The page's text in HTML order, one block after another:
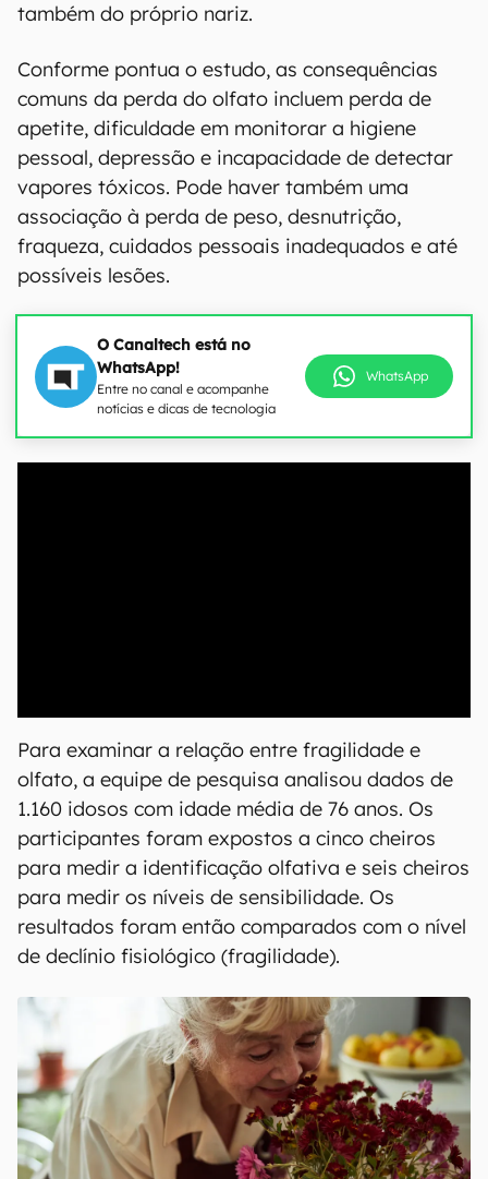
também do próprio nariz.
Conforme pontua o estudo, as consequências
comuns da perda do olfato incluem perda de
apetite, dificuldade em monitorar a higiene
pessoal, depressão e incapacidade de detectar
vapores tóxicos. Pode haver também uma
associação à perda de peso, desnutrição,
fraqueza, cuidados pessoais inadequados e até
possíveis lesões.
O Canaltech está no
WhatsApp!
Entre no canal e acompanhe
notícias e dicas de tecnologia
WhatsApp
Para examinar a relação entre fragilidade e
olfato, a equipe de pesquisa analisou dados de
1.160 idosos com idade média de 76 anos. Os
participantes foram expostos a cinco cheiros
para medir a identificação olfativa e seis cheiros
para medir os níveis de sensibilidade. Os
resultados foram então comparados com o nível
de declínio fisiológico (fragilidade).